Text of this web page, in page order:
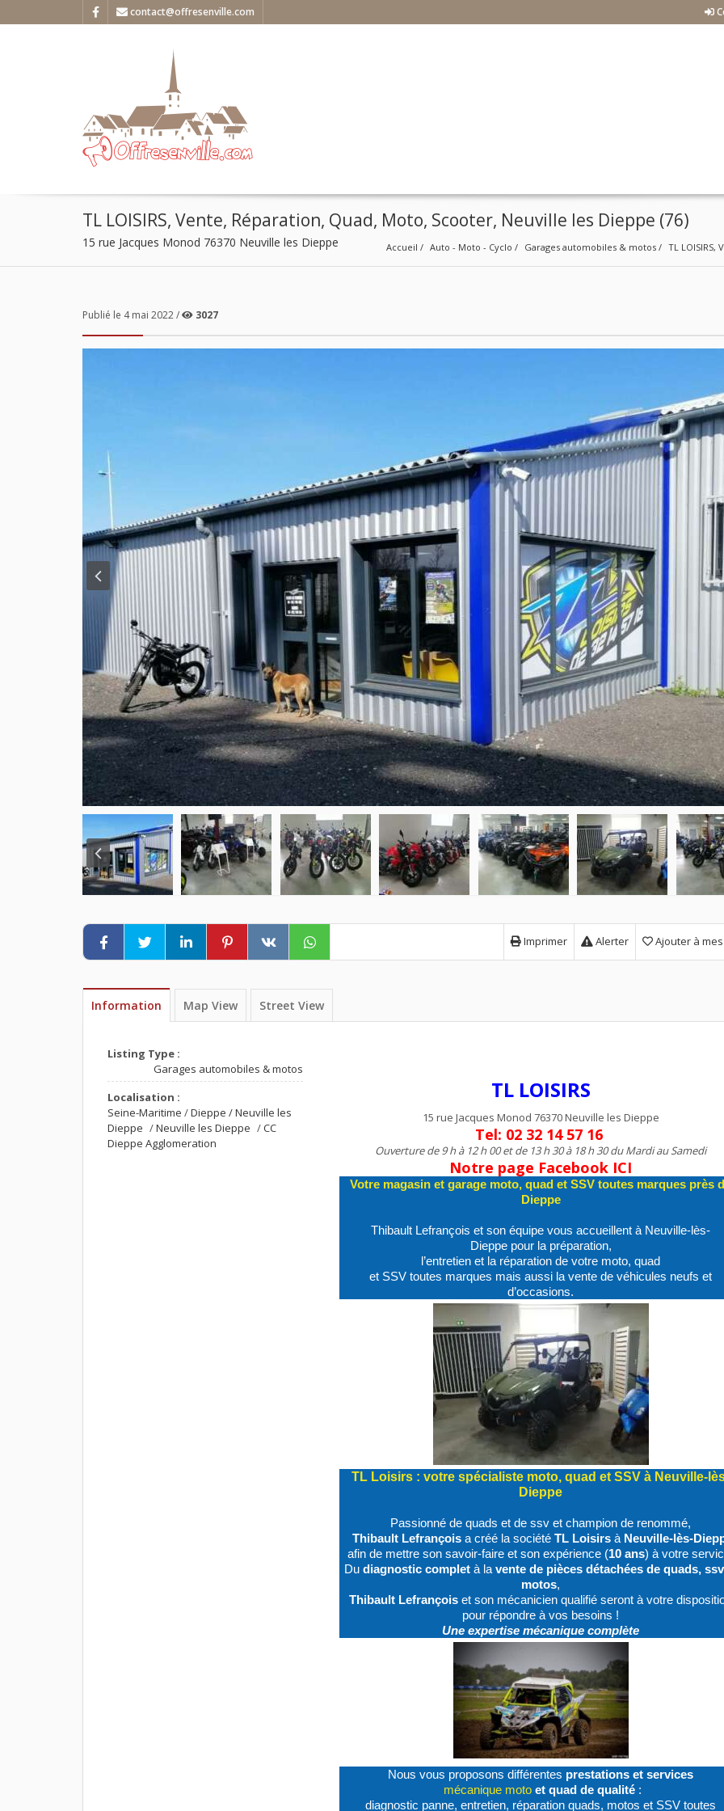
contact@offresenville.com
TL LOISIRS, Vente, Réparation, Quad, Moto, Scooter, Neuville les Dieppe (76)
15 rue Jacques Monod 76370 Neuville les Dieppe Accueil Auto - Moto - Cyclo Garages automobiles & motos TL
Publié le 4 mai 2022 / 3027
Ajouter à
Alerter
Imprimer
Information Map View Street View
Listing Type :
Garages automobiles & motos
Localisation :
Seine-Maritime /Dieppe / Neuville les
Dieppe /Neuville les Dieppe /CC
Dieppe Agglomeration
TL LOISIRS
15 rue Jacques Monod 76370 Neuville les Dieppe
Tel: 02 32 14 57 16
Ouverture de 9 h à 12 h 00 et de 13 h 30 à 18 h 30 du Mardi au Samedi
Notre page Facebook ICI
Votre magasin et garage moto, quad et SSV toutes marques près
Dieppe
Thibault Lefrançois et son équipe vous accueillent à Neuville-lès-
Dieppe pour la préparation,
l’entretien et la réparation de votre moto, quad
et SSV toutes marques mais aussi la vente de véhicules neufs et
d’occasions.
TL Loisirs : votre spécialiste moto, quad etSSVà Neuville-
Dieppe
Passionné de quads et de ssv et champion de renommé,
Thibault Lefrançoisa créé la société TL Loisirsà Neuville-lès-
afin de mettre son savoir-faire et son expérience (10 ans) à votre
Dudiagnostic completà la vente de pièces détachées de quads,
motos,
Thibault Lefrançois et son mécanicien qualifié seront à votre
pour répondre à vos besoins !
Une expertise mécanique complète
Nous vous proposons différentes prestations et services
mécanique motoet quad de qualité:
diagnostic panne, entretien, réparation quads, motos et SSV toutes